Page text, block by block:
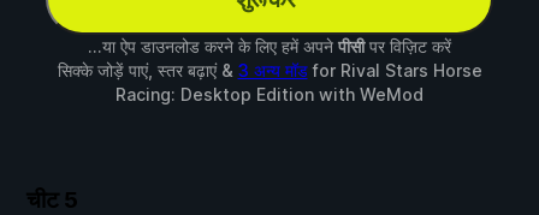
...या ऐप डाउनलोड करने के लिए हमें अपने पीसीपर विज़िट करें
सिक्के जोड़ें पाएं, स्तर बढ़ाएं & 3 अन्य मॉडfor Rival Stars Horse
Racing: Desktop Edition with WeMod
चीट 5